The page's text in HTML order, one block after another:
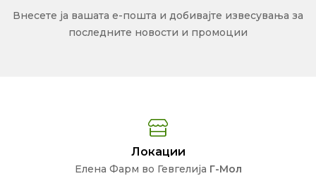
Внесете ја вашата е-пошта и добивајте извесувања за
последните новости и промоции
Локации
Елена Фарм во Гевгелија Г-Мол